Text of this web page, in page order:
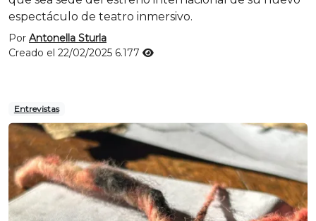
espectáculo de teatro inmersivo.
Por Antonella Sturla
Creado el 22/02/2025 6.177
Entrevistas